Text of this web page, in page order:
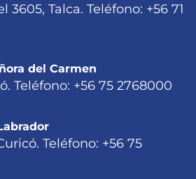
Talca. Teléfono: +56 71
del Carmen
Teléfono: +56 75 2768000
Teléfono: +56 75